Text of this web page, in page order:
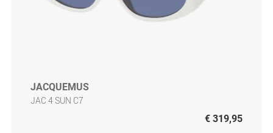
JACQUEMUS
JAC 4 SUN C7
€ 319,95